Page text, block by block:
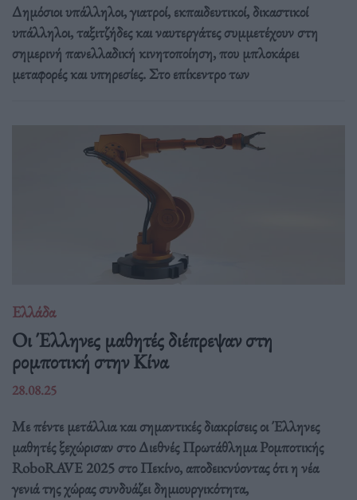
Δημόσιοι υπάλληλοι, γιατροί, εκπαιδευτικοί, δικαστικοί
υπάλληλοι, ταξιτζήδες και ναυτεργάτες συμμετέχουν στη
σημερινή πανελλαδική κινητοποίηση, που μπλοκάρει
μεταφορές και υπηρεσίες. Στο επίκεντρο των
Ελλάδα
Οι Έλληνες μαθητές διέπρεψαν στη
ρομποτική στην Κίνα
28.08.25
Με πέντε μετάλλια και σημαντικές διακρίσεις οι Έλληνες
μαθητές ξεχώρισαν στο Διεθνές Πρωτάθλημα Ρομποτικής
RoboRAVE 2025 στο Πεκίνο, αποδεικνύοντας ότι η νέα
γενιά της χώρας συνδυάζει δημιουργικότητα,